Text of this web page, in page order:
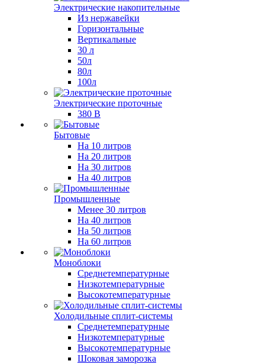
Электрические накопительные
Из нержавейки
Горизонтальные
Вертикальные
30 л
50л
80л
100л
Электрические проточные
380 В
Бытовые
На 10 литров
На 20 литров
На 30 литров
На 40 литров
Промышленные
Менее 30 литров
На 40 литров
На 50 литров
На 60 литров
Моноблоки
Среднетемпературные
Низкотемпературные
Высокотемпературные
Холодильные сплит-системы
Среднетемпературные
Низкотемпературные
Высокотемпературные
Шоковая заморозка